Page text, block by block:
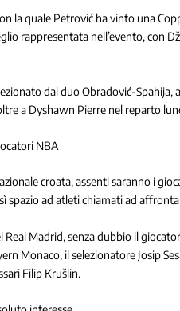
la quale Petrović ha vinto una
rappresentata nell’evento, con
dal duo Obradović-Spahija,
a Dyshawn Pierre nel reparto
NBA
croata, assenti saranno i
spazio ad atleti chiamati ad
Real Madrid, senza dubbio il
Monaco, il selezionatore Josip
Filip Krušlin.